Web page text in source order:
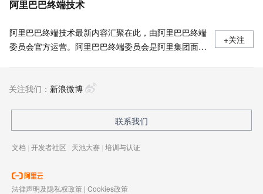
阿里巴巴终端技术
阿里巴巴终端技术最新内容汇聚在此，由阿里巴巴终端
委员会官方运营。阿里巴巴终端委员会是阿里集团面向
策略和目标并落地执行，推动终端技术发展，帮助工程
巴终端域的官方公众号：阿里巴巴终端技术，欢迎关
注。
+关注
关注我们： 新浪微博
联系我们
文档 | 开发者社区 | 天池大赛 | 培训与认证
法律声明及隐私权政策 | Cookies政策